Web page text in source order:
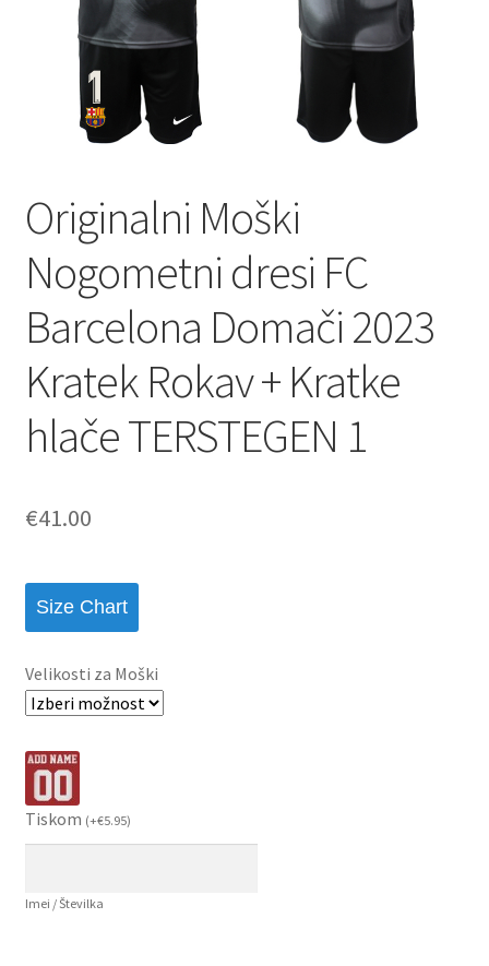
Originalni Moški
Nogometni dresi FC
Barcelona Domači 2023
Kratek Rokav + Kratke
hlače TERSTEGEN 1
€41.00
Size Chart
Velikosti za Moški
Tiskom (+€5.95)
Imei / Številka